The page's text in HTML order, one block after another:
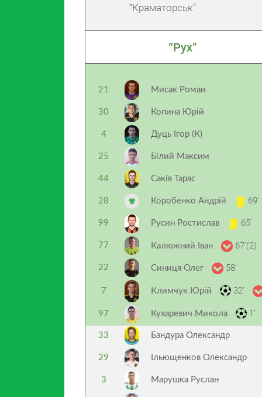
“Краматорськ”
“Рух”
21 Мисак Роман
30 Копина Юрій
4 Дуць Ігор (К)
25 Білий Максим
44 Саків Тарас
28 Коробенко Андрій 69’
99 Русин Ростислав 65’
77 Калюжний Іван 67’(2)
22 Синиця Олег 58’
7 Климчук Юрій 32’
97 Кухаревич Микола 1’
33 Бандура Олександр
29 Ільющенков Олександр
3 Марушка Руслан